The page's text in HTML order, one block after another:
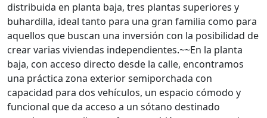
distribuida en planta baja, tres plantas superiores y
buhardilla, ideal tanto para una gran familia como para
aquellos que buscan una inversión con la posibilidad de
crear varias viviendas independientes.~~En la planta
baja, con acceso directo desde la calle, encontramos
una práctica zona exterior semiporchada con
capacidad para dos vehículos, un espacio cómodo y
funcional que da acceso a un sótano destinado